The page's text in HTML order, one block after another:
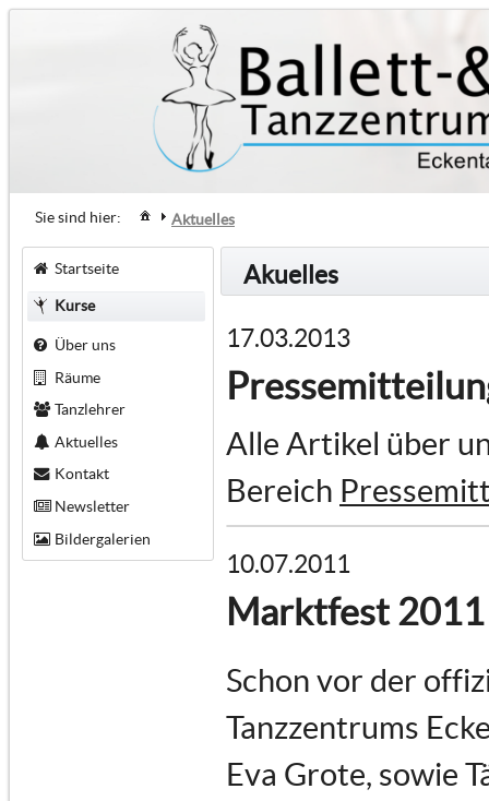
Sie sind hier: Aktuelles
Startseite
Kurse
Über uns
Räume
Tanzlehrer
Aktuelles
Kontakt
Newsletter
Bildergalerien
Akuelles
17.03.2013
Alle Artikel über
Bereich
10.07.2011
Marktfest 2011
Schon vor der
Tanzzentrums
Eva Grote, sowie